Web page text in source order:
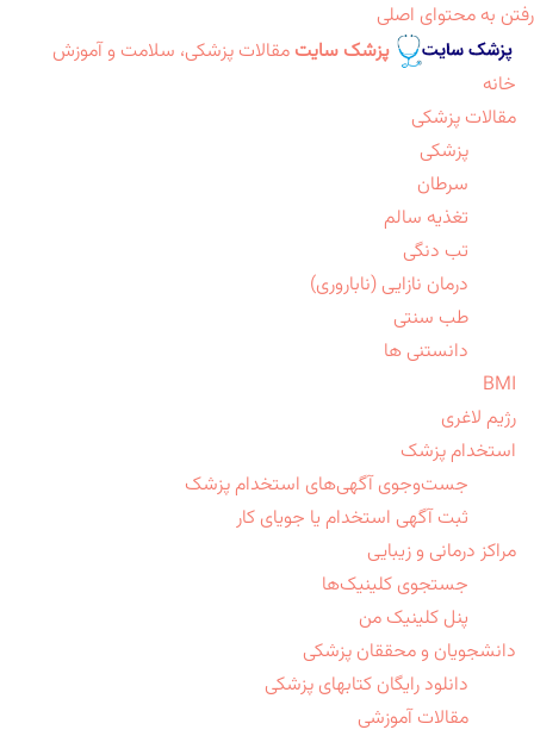
رفتن به محتوای اصلی
پزشک سایت مقالات پزشکی، سلامت و آموزش
خانه
مقالات پزشکی
پزشکی
سرطان
تغذیه سالم
تب دنگی
درمان نازایی (ناباروری)
طب سنتی
دانستنی ها
BMI
رژیم لاغری
استخدام پزشک
جست‌وجوی آگهی‌های استخدام پزشک
ثبت آگهی استخدام یا جویای کار
مراکز درمانی و زیبایی
جستجوی کلینیک‌ها
پنل کلینیک من
دانشجویان و محققان پزشکی
دانلود رایگان کتابهای پزشکی
مقالات آموزشی